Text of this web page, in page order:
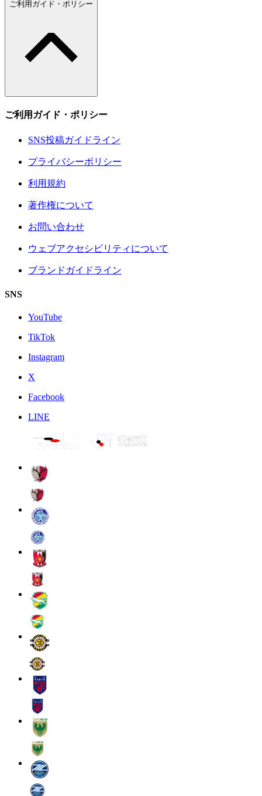
ご利用ガイド・ポリシー
ご利用ガイド・ポリシー
SNS投稿ガイドライン
プライバシーポリシー
利用規約
著作権について
お問い合わせ
ウェブアクセシビリティについて
ブランドガイドライン
SNS
YouTube
TikTok
Instagram
X
Facebook
LINE